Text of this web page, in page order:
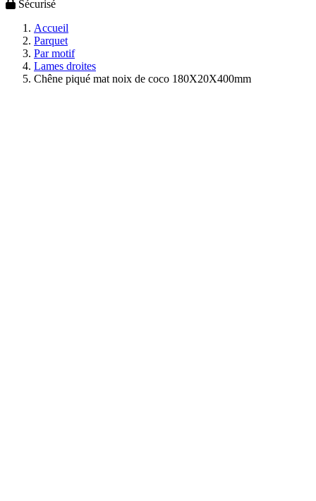
Sécurisé
Accueil
Parquet
Par motif
Lames droites
Chêne piqué mat noix de coco 180X20X400mm